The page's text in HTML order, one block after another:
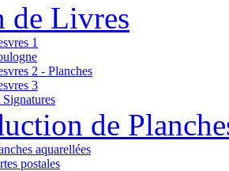
de Livres
1
2 - Planches
3
de
aquarellées
postales